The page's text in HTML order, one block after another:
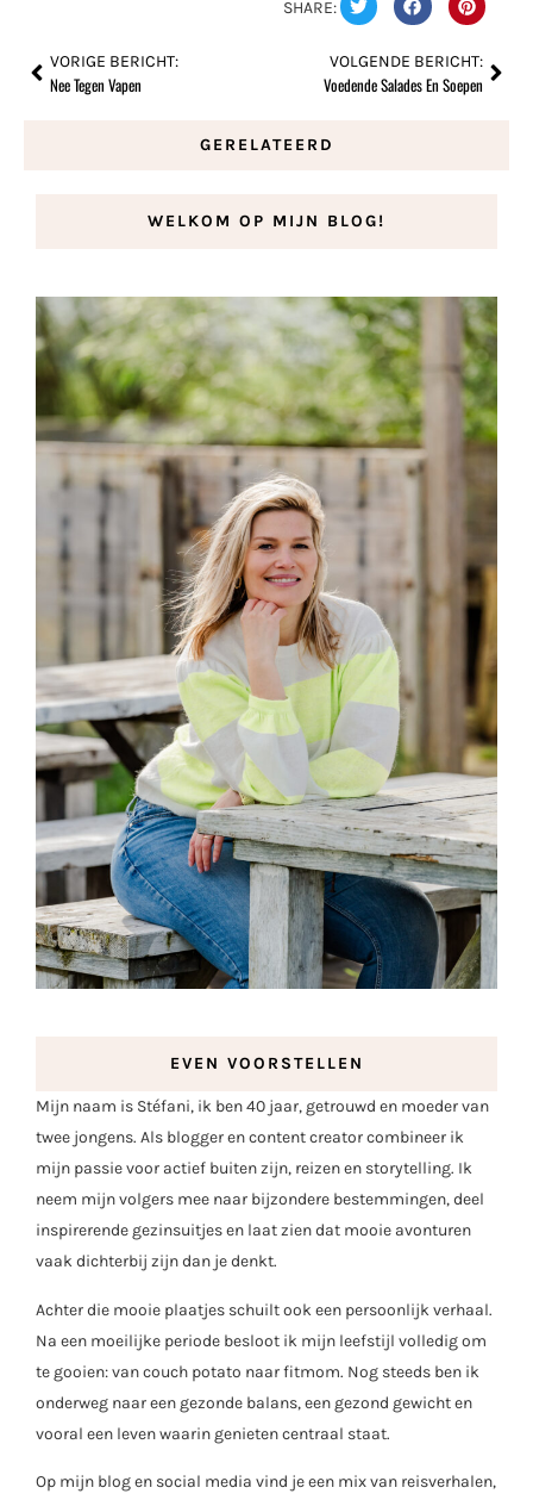
SHARE:
VORIGE BERICHT:
Nee Tegen Vapen
VOLGENDE BERICHT:
Voedende Salades En Soepen
GERELATEERD
WELKOM OP MIJN BLOG!
EVEN VOORSTELLEN
Mijn naam is Stéfani, ik ben 40 jaar, getrouwd en moeder van
twee jongens. Als blogger en content creator combineer ik
mijn passie voor actief buiten zijn, reizen en storytelling. Ik
neem mijn volgers mee naar bijzondere bestemmingen, deel
inspirerende gezinsuitjes en laat zien dat mooie avonturen
vaak dichterbij zijn dan je denkt.
Achter die mooie plaatjes schuilt ook een persoonlijk verhaal.
Na een moeilijke periode besloot ik mijn leefstijl volledig om
te gooien: van couch potato naar fitmom. Nog steeds ben ik
onderweg naar een gezonde balans, een gezond gewicht en
vooral een leven waarin genieten centraal staat.
Op mijn blog en social media vind je een mix van reisverhalen,